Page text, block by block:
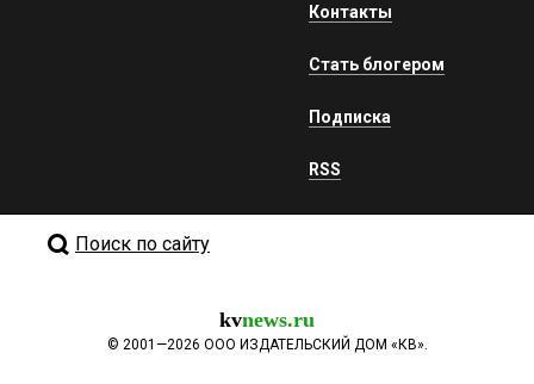
Контакты
Стать блогером
Подписка
RSS
Поиск по сайту
kvnews.ru
© 2001—2026 ООО ИЗДАТЕЛЬСКИЙ ДОМ «КВ».